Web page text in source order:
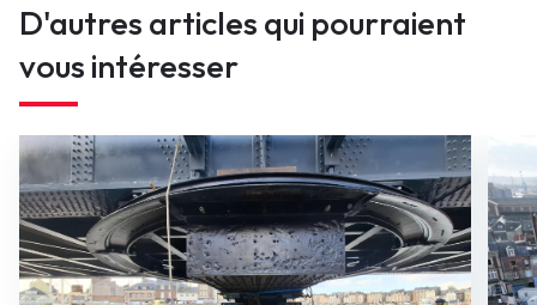
D'autres articles qui pourraient
vous intéresser